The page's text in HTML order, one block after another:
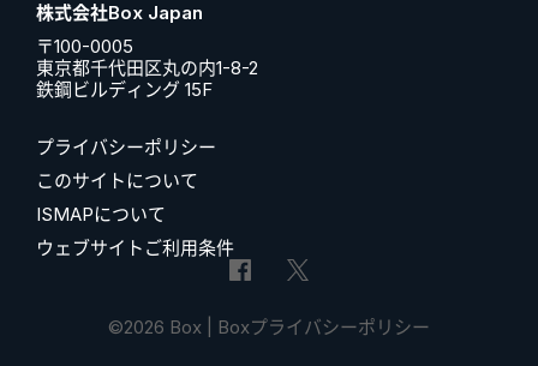
株式会社Box Japan
〒100-0005
東京都千代田区丸の内1-8-2
鉄鋼ビルディング 15F
プライバシーポリシー
このサイトについて
ISMAPについて
ウェブサイトご利用条件
©2026 Box | Boxプライバシーポリシー